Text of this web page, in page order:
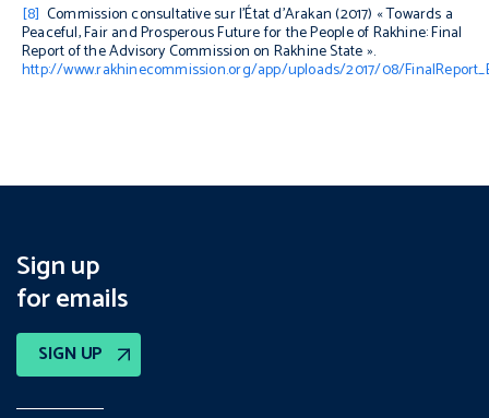
[8] Commission consultative sur l'État d'Arakan (2017) « Towards a
Peaceful, Fair and Prosperous Future for the People of Rakhine: Final
Report of the Advisory Commission on Rakhine State ».
http://www.rakhinecommission.org/app/uploads/2017/08/
Sign up
for emails
SIGN UP